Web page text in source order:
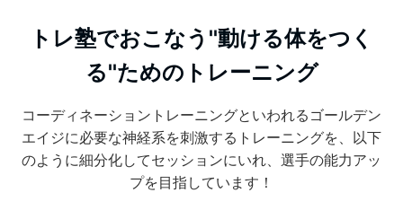
トレ塾でおこなう''動ける体をつく
る''ためのトレーニング
コーディネーショントレーニングといわれるゴールデン
エイジに必要な神経系を刺激するトレーニングを、以下
のように細分化してセッションにいれ、選手の能力アッ
プを目指しています！